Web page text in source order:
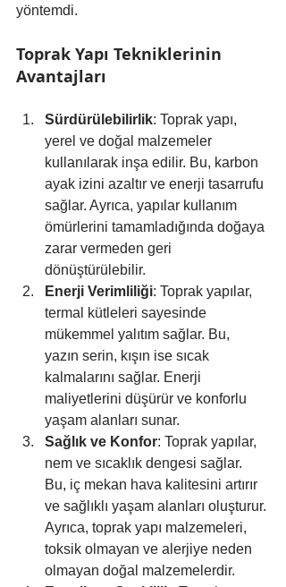
yöntemdi.
Toprak Yapı Tekniklerinin
Avantajları
Sürdürülebilirlik: Toprak yapı,
yerel ve doğal malzemeler
kullanılarak inşa edilir. Bu, karbon
ayak izini azaltır ve enerji tasarrufu
sağlar. Ayrıca, yapılar kullanım
ömürlerini tamamladığında doğaya
zarar vermeden geri
dönüştürülebilir.
Enerji Verimliliği: Toprak yapılar,
termal kütleleri sayesinde
mükemmel yalıtım sağlar. Bu,
yazın serin, kışın ise sıcak
kalmalarını sağlar. Enerji
maliyetlerini düşürür ve konforlu
yaşam alanları sunar.
Sağlık ve Konfor: Toprak yapılar,
nem ve sıcaklık dengesi sağlar.
Bu, iç mekan hava kalitesini artırır
ve sağlıklı yaşam alanları oluşturur.
Ayrıca, toprak yapı malzemeleri,
toksik olmayan ve alerjiye neden
olmayan doğal malzemelerdir.